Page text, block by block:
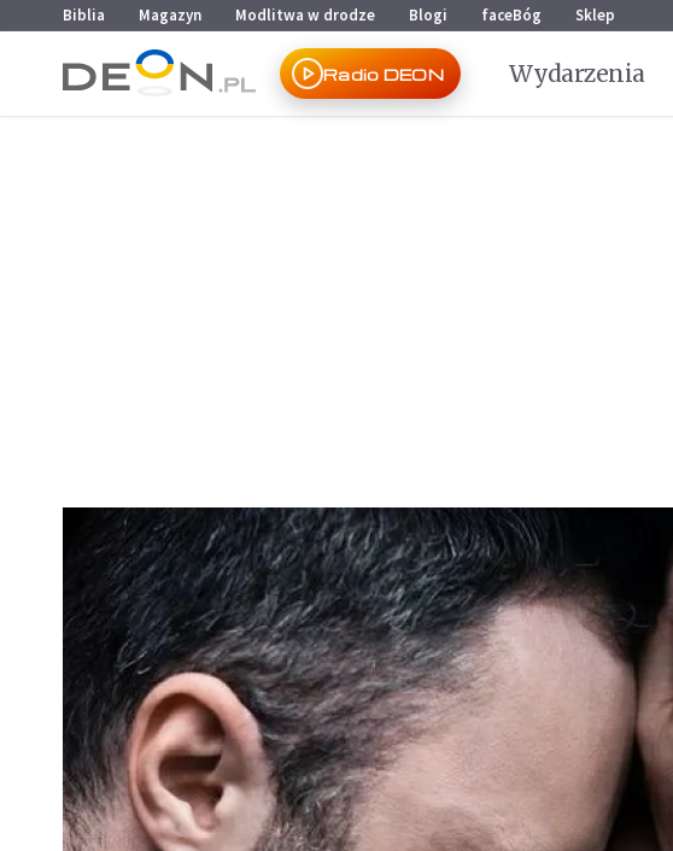
Przejdź do menu głównego
Przejdź do treści
Biblia Magazyn Modlitwa w drodze Blogi faceBóg Sklep
Radio DEON Wydarzenia